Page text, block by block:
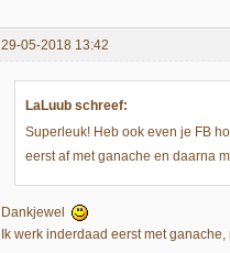
29-05-2018 13:42
LaLuub schreef:
Superleuk! Heb ook even je FB
eerst af met ganache en daarna
Dankjewel
Ik werk inderdaad eerst met